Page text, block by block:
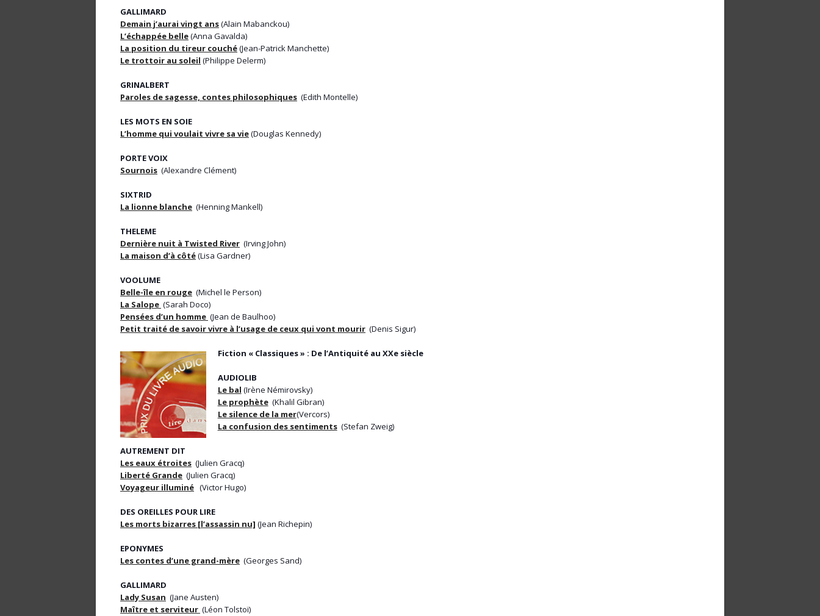
GALLIMARD
Demain j’aurai vingt ans(Alain Mabanckou)
L’échappée belle(Anna Gavalda)
La position du tireur couché(Jean-Patrick Manchette)
Le trottoir au soleil (Philippe Delerm)
GRINALBERT
Paroles de sagesse, contes philosophiques (Edith Montelle)
LES MOTS EN SOIE
L’homme qui voulait vivre sa vie(Douglas Kennedy)
PORTE VOIX
Sournois (Alexandre Clément)
SIXTRID
La lionne blanche (Henning Mankell)
THELEME
Dernière nuit à Twisted River (Irving John)
La maison d’à côté(Lisa Gardner)
VOOLUME
Belle-île en rouge (Michel le Person)
La Salope (Sarah Doco)
Pensées d’un homme (Jean de Baulhoo)
Petit traité de savoir vivre à l’usage de ceux qui vont mourir (Denis Sigur)
Fiction « Classiques » : De l’Antiquité au XXe siècle
AUDIOLIB
Le bal (Irène Némirovsky)
Le prophète(Khalil Gibran)
Le silence de la mer(Vercors)
La confusion des sentiments(Stefan Zweig)
AUTREMENT DIT
Les eaux étroites (Julien Gracq)
Liberté Grande (Julien Gracq)
Voyageur illuminé (Victor Hugo)
DES OREILLES POUR LIRE
Les morts bizarres [l’assassin nu] (Jean Richepin)
EPONYMES
Les contes d’une grand-mère (Georges Sand)
GALLIMARD
Lady Susan (Jane Austen)
Maître et serviteur (Léon Tolstoï)